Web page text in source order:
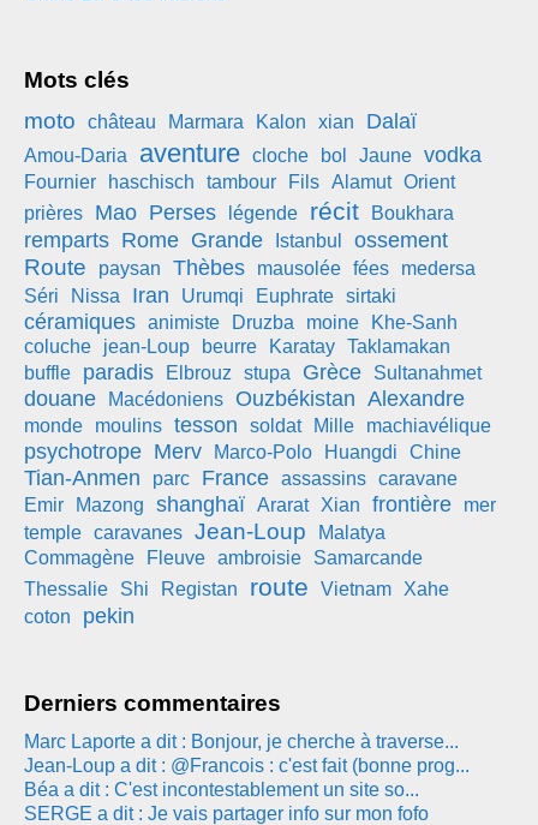
Mots clés
moto
château Marmara Kalon xian Dalaï
Amou-Daria aventure cloche bol Jaune vodka
Fournier haschisch tambour Fils Alamut Orient
prières
Mao Perses légende récit Boukhara
remparts Rome Grande Istanbul ossement
Route paysan Thèbes mausolée fées
medersa
Séri
Nissa Iran Urumqi Euphrate sirtaki
céramiques animiste Druzba moine
Khe-Sanh
coluche
jean-Loup beurre Karatay Taklamakan
buffle
paradis Elbrouz stupa Grèce Sultanahmet
douane Macédoniens Ouzbékistan Alexandre
monde moulins tesson soldat Mille machiavélique
psychotrope Merv Marco-Polo Huangdi Chine
Tian-Anmen parc France assassins caravane
Emir
Mazong shanghaï Ararat Xian frontière
mer
temple caravanes Jean-Loup
Malatya
Commagène
Fleuve ambroisie
Samarcande
Thessalie
Shi Registan route Vietnam
Xahe
coton
pekin
Derniers commentaires
Marc Laporte a dit : Bonjour, je cherche à traverse...
Jean-Loup a dit : @Francois : c'est fait (bonne prog...
Béa a dit : C'est incontestablement un site so...
SERGE a dit : Je vais partager info sur mon fofo